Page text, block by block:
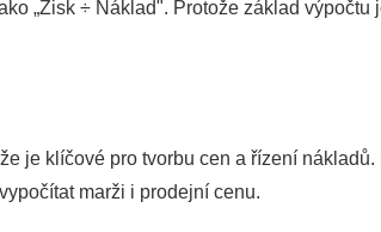
„Zisk ÷ Náklad". Protože základ
je klíčové pro tvorbu cen a řízení
marži i prodejní cenu.